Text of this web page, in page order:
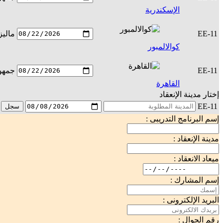
الإسكندرية
EE-11
كوالالمبور
EE-11
القاهرة
إختار مدينة الإنعقاد
EE-11
سجل
إسم البرنامج التدريبى :
مدينة الإنعقاد :
ميعاد الانعقاد :
إسم المشارك :
البريد الإلكترونى :
رقم الجوال :